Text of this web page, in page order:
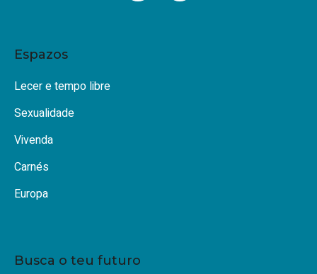
Espazos
Lecer e tempo libre
Sexualidade
Vivenda
Carnés
Europa
Busca o teu futuro